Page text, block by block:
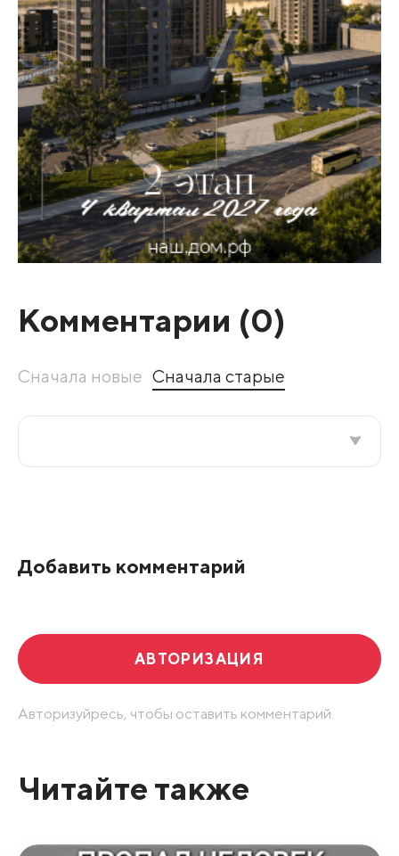
Комментарии (0)
Сначала новые Сначала старые
Добавить комментарий
АВТОРИЗАЦИЯ
Авторизуйресь, чтобы оставить комментарий.
Читайте также